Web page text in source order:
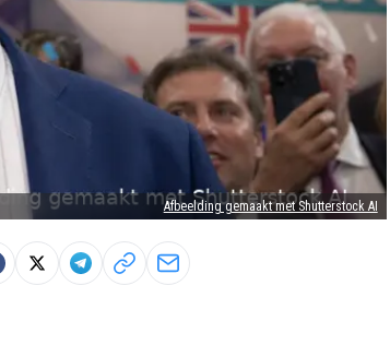
Afbeelding gemaakt met Shutterstock AI